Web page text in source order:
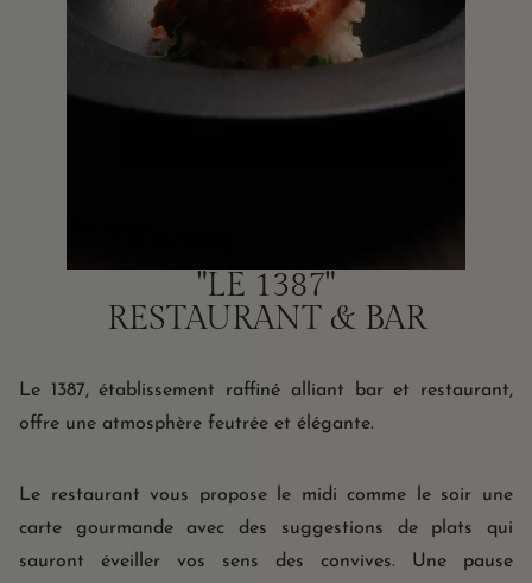
"LE 1387"
RESTAURANT & BAR
Le 1387, établissement raffiné alliant bar et restaurant,
offre une atmosphère feutrée et élégante.
Le restaurant vous propose le midi comme le soir une
carte gourmande avec des suggestions de plats qui
sauront éveiller vos sens des convives. Une pause